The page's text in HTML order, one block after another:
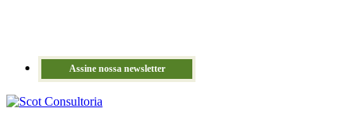
Assine nossa newsletter